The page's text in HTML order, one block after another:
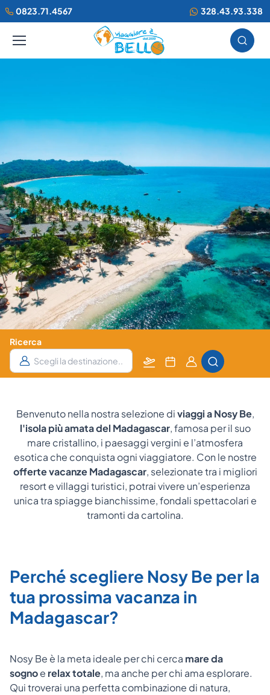
0823.71.4567 328.43.93.338
Ricerca
Partenza
da
Data
notti
Camere
e Ospiti
Benvenuto nella nostra selezione diviaggi a Nosy Be,
l'isola più amata del Madagascar, famosa per il suo
mare cristallino, i paesaggi vergini e l’atmosfera
esotica che conquista ogni viaggiatore. Con le nostre
offerte vacanze Madagascar, selezionate tra i migliori
resort e villaggi turistici, potrai vivere un’esperienza
unica tra spiagge bianchissime, fondali spettacolari e
tramonti da cartolina.
Perché scegliere Nosy Be per la
tua prossima vacanza in
Madagascar?
Nosy Be è la meta ideale per chi cerca mare da
sognoe relax totale, ma anche per chi ama esplorare.
Qui troverai una perfetta combinazione di natura,